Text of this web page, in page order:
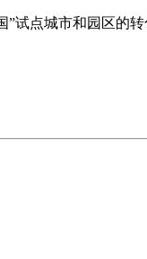
试点城市和园区的